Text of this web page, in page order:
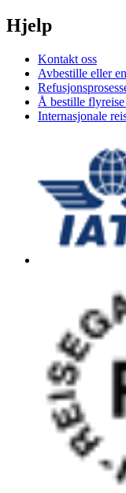
Hjelp
Kontakt oss
Avbestille eller
Å bestille
Internasjonale